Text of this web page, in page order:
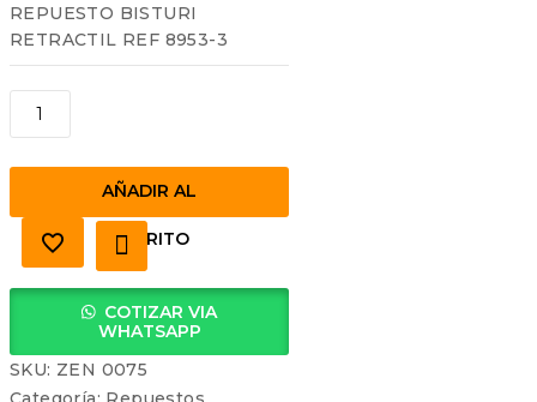
of
5
REPUESTO BISTURI
RETRACTIL REF 8953-3
HOJA
AÑADIR AL
CARRITO
COTIZAR VIA
WHATSAPP
SKU: ZEN 0075